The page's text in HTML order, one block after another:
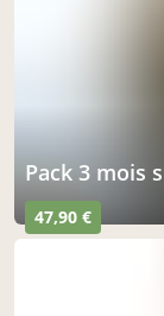
pack 3 mois
47,90 €